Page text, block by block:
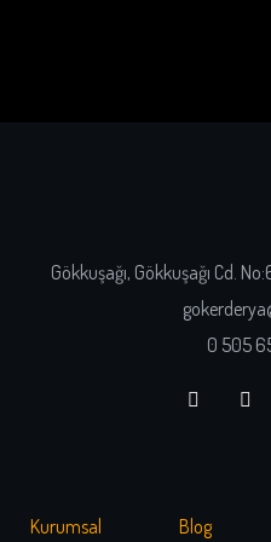
Gökkuşağı, Gökkuşağı Cd.
0 505
Kurumsal Blog